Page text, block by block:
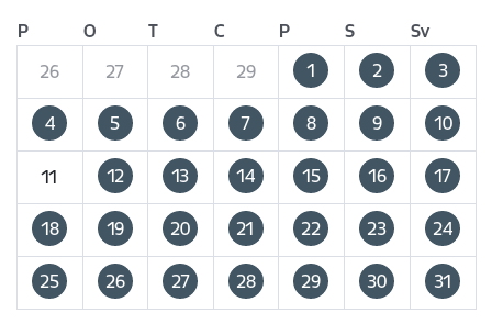
P O T C P S
Sv
26
27 28 29 1 2 3
4 5 6 7 8 9 10
11 12 13 14 15 16 17
18 19 20 21 22 23 24
25 26 27 28 29 30 31